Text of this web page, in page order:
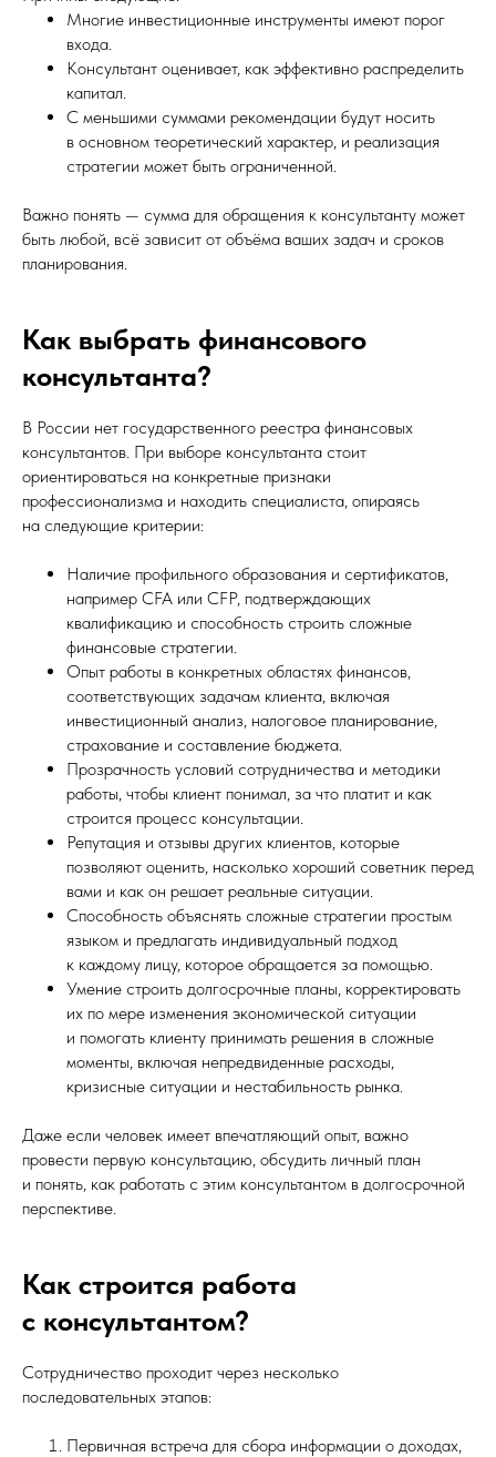
Многие инвестиционные инструменты имеют порог
входа.
Консультант оценивает, как эффективно распределить
капитал.
С меньшими суммами рекомендации будут носить
в основном теоретический характер, и реализация
стратегии может быть ограниченной.
Важно понять — сумма для обращения к консультанту может
быть любой, всё зависит от объёма ваших задач и сроков
планирования.
Как выбрать финансового
консультанта?
В России нет государственного реестра финансовых
консультантов. При выборе консультанта стоит
ориентироваться на конкретные признаки
профессионализма и находить специалиста, опираясь
на следующие критерии:
Наличие профильного образования и сертификатов,
например CFA или CFP, подтверждающих
квалификацию и способность строить сложные
финансовые стратегии.
Опыт работы в конкретных областях финансов,
соответствующих задачам клиента, включая
инвестиционный анализ, налоговое планирование,
страхование и составление бюджета.
Прозрачность условий сотрудничества и методики
работы, чтобы клиент понимал, за что платит и как
строится процесс консультации.
Репутация и отзывы других клиентов, которые
позволяют оценить, насколько хороший советник перед
вами и как он решает реальные ситуации.
Способность объяснять сложные стратегии простым
языком и предлагать индивидуальный подход
к каждому лицу, которое обращается за помощью.
Умение строить долгосрочные планы, корректировать
их по мере изменения экономической ситуации
и помогать клиенту принимать решения в сложные
моменты, включая непредвиденные расходы,
кризисные ситуации и нестабильность рынка.
Даже если человек имеет впечатляющий опыт, важно
провести первую консультацию, обсудить личный план
и понять, как работать с этим консультантом в долгосрочной
перспективе.
Как строится работа
с консультантом?
Сотрудничество проходит через несколько
последовательных этапов:
Первичная встреча для сбора информации о доходах,